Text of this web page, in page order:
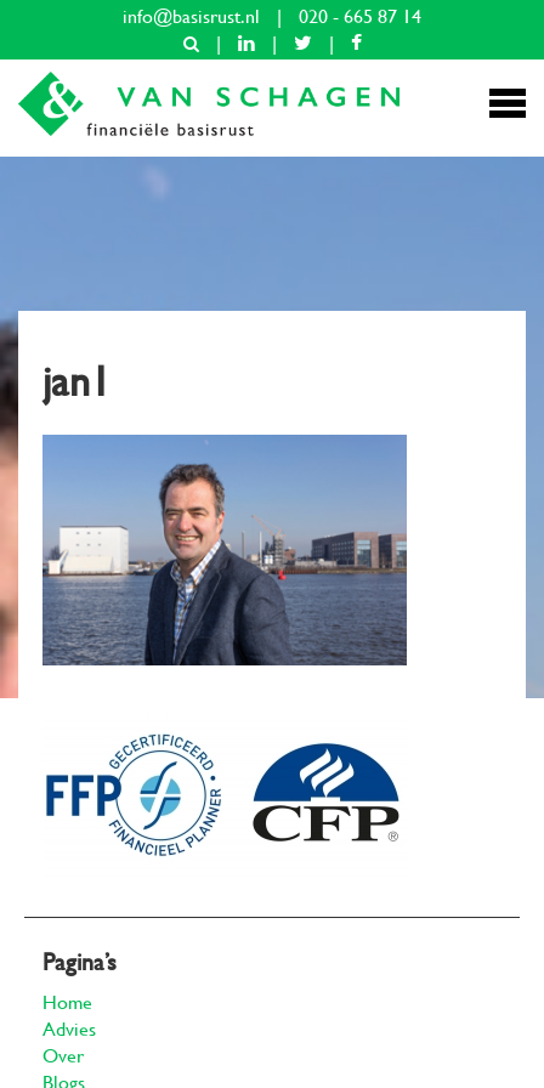
info@basisrust.nl |
020 - 665 87 14
|
| |
jan1
Pagina’s
Home
Advies
Over
Blogs